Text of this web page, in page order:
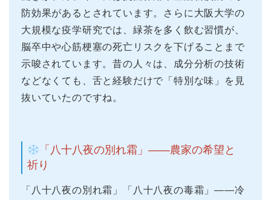
防効果があるとされています。さらに大阪大学の
大規模な疫学研究では、緑茶を多く飲む習慣が、
脳卒中や心筋梗塞の死亡リスクを下げることまで
示唆されています。昔の人々は、成分分析の技術
などなくても、舌と経験だけで「特別な味」を見
抜いていたのですね。
「八十八夜の別れ霜」——農家の希望と
祈り
「八十八夜の別れ霜」「八十八夜の毒霜」——冷